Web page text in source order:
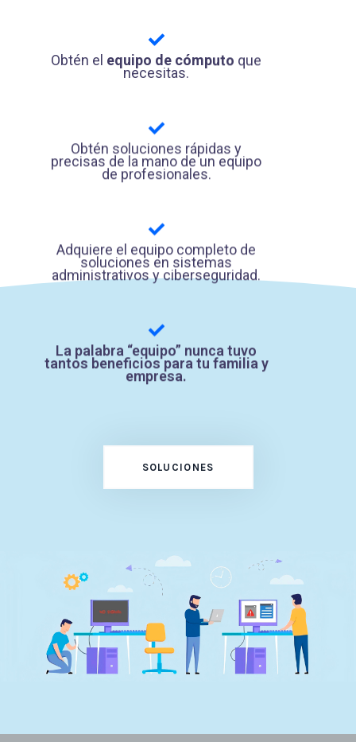
Obtén el equipo de cómputo que
necesitas.
Obtén soluciones rápidas y
precisas de la mano de un equipo
de profesionales.
Adquiere el equipo completo de
soluciones en sistemas
administrativos y ciberseguridad.
La palabra “equipo” nunca tuvo
tantos beneficios para tu familia y
empresa.
SOLUCIONES